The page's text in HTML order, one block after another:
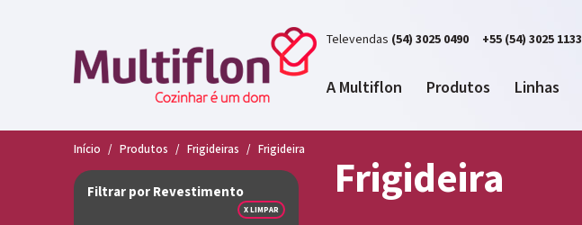
Televendas (54) 3025 0490 +55 (54) 3025 1133
A Multiflon Produtos Linhas
Início / Produtos / Frigideiras / Frigideira
Frigideira
Filtrar por Revestimento
X LIMPAR